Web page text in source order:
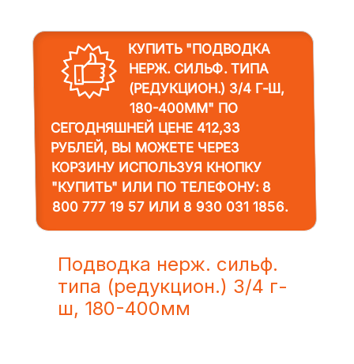
КУПИТЬ "ПОДВОДКА
НЕРЖ. СИЛЬФ. ТИПА
(РЕДУКЦИОН.) 3/4 Г-Ш,
180-400ММ"ПО
СЕГОДНЯШНЕЙ ЦЕНЕ 412,33
РУБЛЕЙ, ВЫ МОЖЕТЕ ЧЕРЕЗ
КОРЗИНУ ИСПОЛЬЗУЯ КНОПКУ
"КУПИТЬ" ИЛИ ПО ТЕЛЕФОНУ: 8
800 777 19 57ИЛИ 8 930 031 1856.
Подводка нерж. сильф.
типа (редукцион.) 3/4 г-
ш, 180-400мм